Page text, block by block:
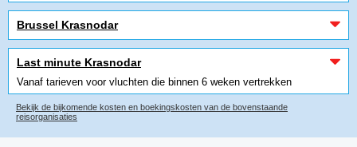
Brussel Krasnodar
Last minute Krasnodar
Vanaf tarieven voor vluchten die binnen 6 weken vertrekken
Bekijk de bijkomende kosten en boekingskosten van de bovenstaande
reisorganisaties